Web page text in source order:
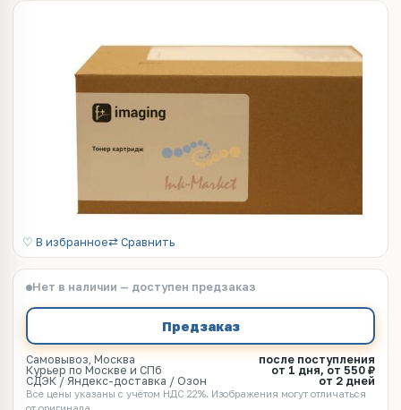
♡ В избранное⇄ Сравнить
Нет в наличии — доступен предзаказ
Предзаказ
Самовывоз, Москва
после поступления
Курьер по Москве и СПб
от 1 дня, от 550 ₽
СДЭК / Яндекс-доставка / Озон
от 2 дней
Все цены указаны с учётом НДС 22%. Изображения могут отличаться